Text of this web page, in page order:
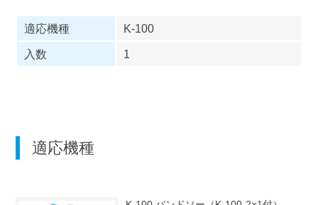
適応機種
K-100
入数
1
適応機種